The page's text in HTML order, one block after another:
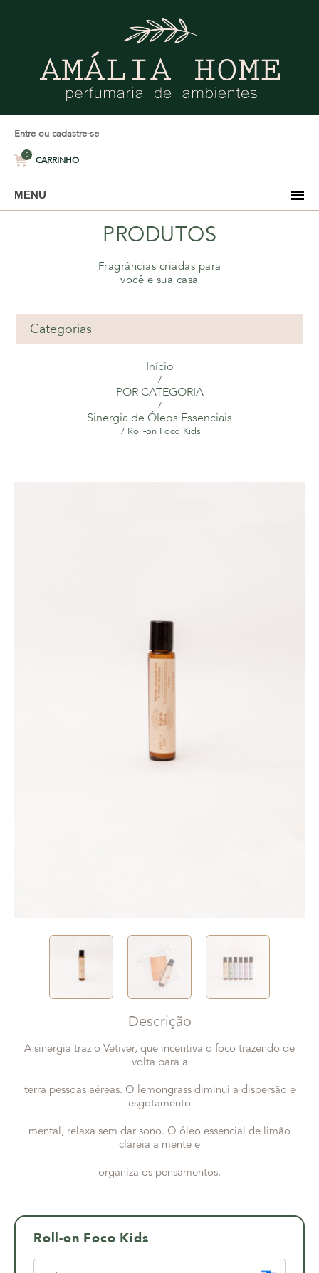
Entre ou cadastre-se
CARRINHO
0
MENU
PRODUTOS
Fragrâncias criadas para
você e sua casa
Categorias
Início
/
POR CATEGORIA
/
Sinergia de Óleos Essenciais
/ Roll-on Foco Kids
Descrição
A sinergia traz o Vetiver, que incentiva o foco trazendo de
volta para a
terra pessoas aéreas. O lemongrass diminui a dispersão e
esgotamento
mental, relaxa sem dar sono. O óleo essencial de limão
clareia a mente e
organiza os pensamentos.
Roll-on Foco Kids